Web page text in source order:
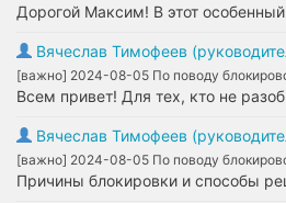
Дорогой Максим! В этот
Вячеслав Тимофеев
[важно] 2024-08-05 По поводу
Всем привет! Для тех, кто не
Вячеслав Тимофеев
[важно] 2024-08-05 По поводу
Причины блокировки и способы